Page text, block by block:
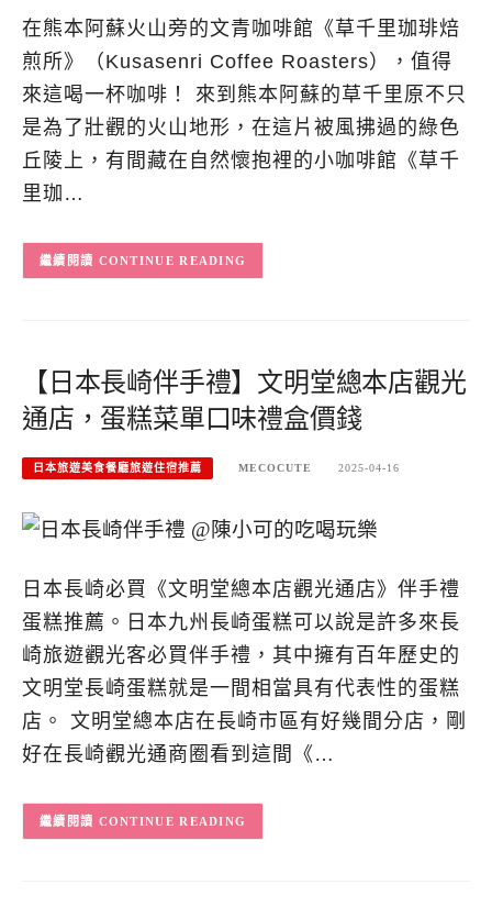
在熊本阿蘇火山旁的文青咖啡館《草千里珈琲焙
煎所》（Kusasenri Coffee Roasters），值得
來這喝一杯咖啡！ 來到熊本阿蘇的草千里原不只
是為了壯觀的火山地形，在這片被風拂過的綠色
丘陵上，有間藏在自然懷抱裡的小咖啡館《草千
里珈…
CONTINUE READING
【日本長崎伴手禮】文明堂總本店觀光
通店，蛋糕菜單口味禮盒價錢
日本旅遊美食餐廳旅遊住宿推薦 MECOCUTE 2025-04-16
日本長崎必買《文明堂總本店觀光通店》伴手禮
蛋糕推薦。日本九州長崎蛋糕可以說是許多來長
崎旅遊觀光客必買伴手禮，其中擁有百年歷史的
文明堂長崎蛋糕就是一間相當具有代表性的蛋糕
店。 文明堂總本店在長崎市區有好幾間分店，剛
好在長崎觀光通商圈看到這間《…
CONTINUE READING